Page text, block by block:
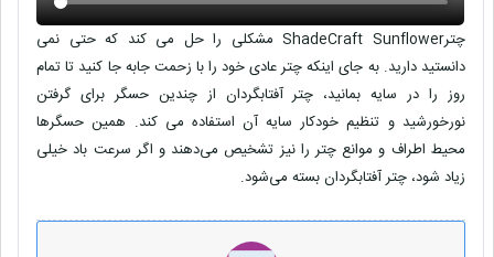
چترShadeCraft Sunflower مشکلی را حل می کند که حتی نمی
دانستید دارید. به جای اینکه چتر عادی خود را با زحمت جابه جا کنید تا تمام
روز را در سایه بمانید، چتر آفتابگردان از چندین حسگر برای گرفتن
نورخورشید و تنظیم خودکار سایه آن استفاده می کند. همین حسگرها
محیط اطراف و موانع چتر را نیز تشخیص می‌دهند و اگر سرعت باد خیلی
زیاد شود، چتر آفتابگردان بسته می‌شود.